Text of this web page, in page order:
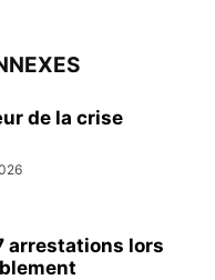
de la crise
arrestations lors